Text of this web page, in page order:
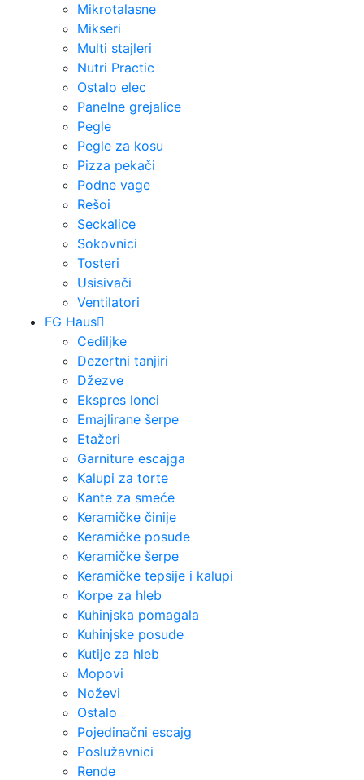
Mikrotalasne
Mikseri
Multi stajleri
Nutri Practic
Ostalo elec
Panelne grejalice
Pegle
Pegle za kosu
Pizza pekači
Podne vage
Rešoi
Seckalice
Sokovnici
Tosteri
Usisivači
Ventilatori
FG Haus
Cediljke
Dezertni tanjiri
Džezve
Ekspres lonci
Emajlirane šerpe
Etažeri
Garniture escajga
Kalupi za torte
Kante za smeće
Keramičke činije
Keramičke posude
Keramičke šerpe
Keramičke tepsije i kalupi
Korpe za hleb
Kuhinjska pomagala
Kuhinjske posude
Kutije za hleb
Mopovi
Noževi
Ostalo
Pojedinačni escajg
Poslužavnici
Rende